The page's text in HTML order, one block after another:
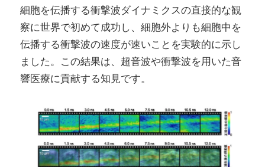
細胞を伝播する衝撃波ダイナミクスの直接的な観
察に世界で初めて成功し、細胞外よりも細胞中を
伝播する衝撃波の速度が速いことを実験的に示し
ました。この結果は、超音波や衝撃波を用いた音
響医療に貢献する知見です。